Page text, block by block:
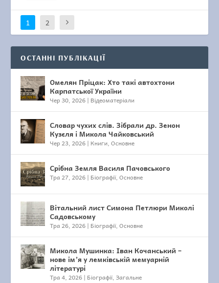
1 2
ОСТАННІ ПУБЛІКАЦІЇ
Омелян Пріцак: Хто такі автохтони
Карпатської України
Чер 30, 2026 | Відеоматеріали
Словар чухих слів. Зібрали др. Зенон
Кузєля і Микола Чайковський
Чер 23, 2026 | Книги,Основне
Срібна Земля Василя Пачовського
Тра 27, 2026 | Біографії,Основне
Вітальний лист Симона Петлюри Миколі
Садовському
Тра 26, 2026 | Біографії,Основне
Микола Мушинка: Іван Кочанський –
нове ім’я у лемківській мемуарній
літературі
Тра 4, 2026 | Біографії,Загальне